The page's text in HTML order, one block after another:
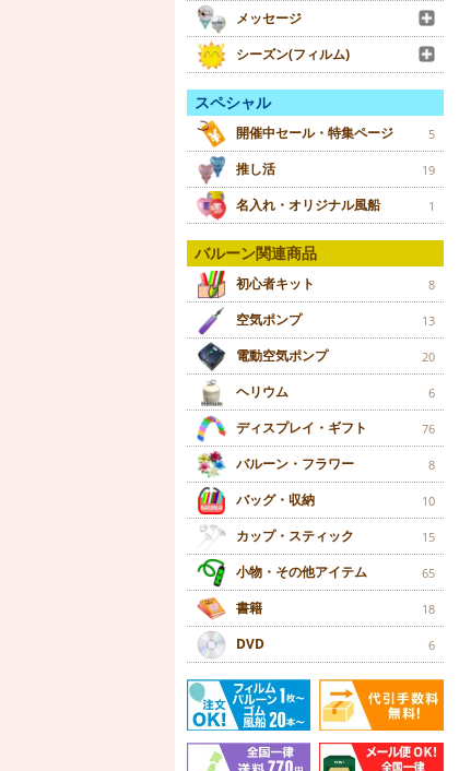
メッセージ
シーズン(フィルム)
スペシャル
開催中セール・特集ページ 5
推し活 19
名入れ・オリジナル風船 1
バルーン関連商品
初心者キット 8
空気ポンプ 13
電動空気ポンプ 20
ヘリウム 6
ディスプレイ・ギフト 76
バルーン・フラワー 8
バッグ・収納 10
カップ・スティック 15
小物・その他アイテム 65
書籍 18
DVD 6